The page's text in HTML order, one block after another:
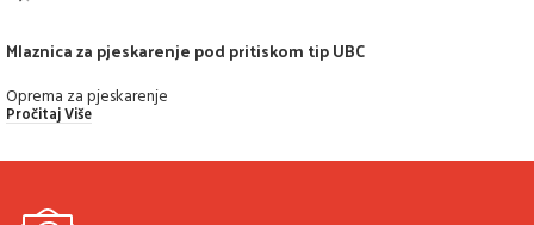
Mlaznica za pjeskarenje pod pritiskom tip UBC
Oprema za pjeskarenje
Pročitaj Više